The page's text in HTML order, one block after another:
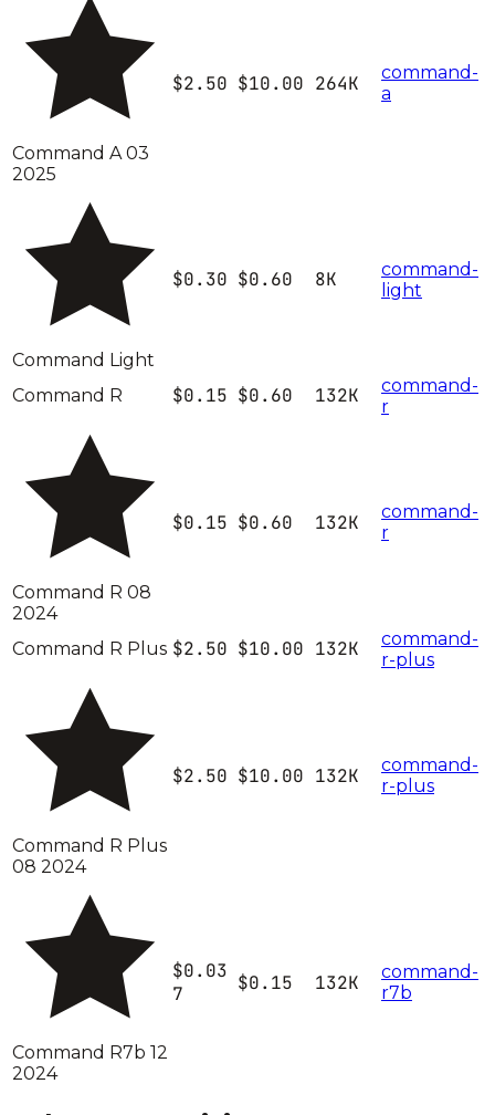
Command A 03
2025
$2.50 $10.00 264K
command-
a
Command Light
$0.30 $0.60 8K
command-
light
Command R $0.15 $0.60 132K
command-
r
Command R 08
2024
$0.15 $0.60 132K
command-
r
Command R Plus $2.50 $10.00 132K
command-
r-plus
Command R Plus
08 2024
$2.50 $10.00 132K
command-
r-plus
Command R7b 12
2024
$0.03
7
$0.15 132K
command-
r7b